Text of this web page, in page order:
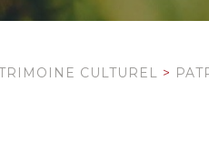
CULTUREL >